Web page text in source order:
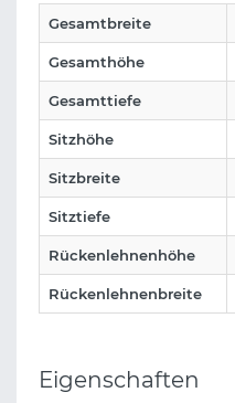
Gesamtbreite
Gesamthöhe
Gesamttiefe
Sitzhöhe
Sitzbreite
Sitztiefe
Rückenlehnenhöhe
Rückenlehnenbreite
Eigenschaften